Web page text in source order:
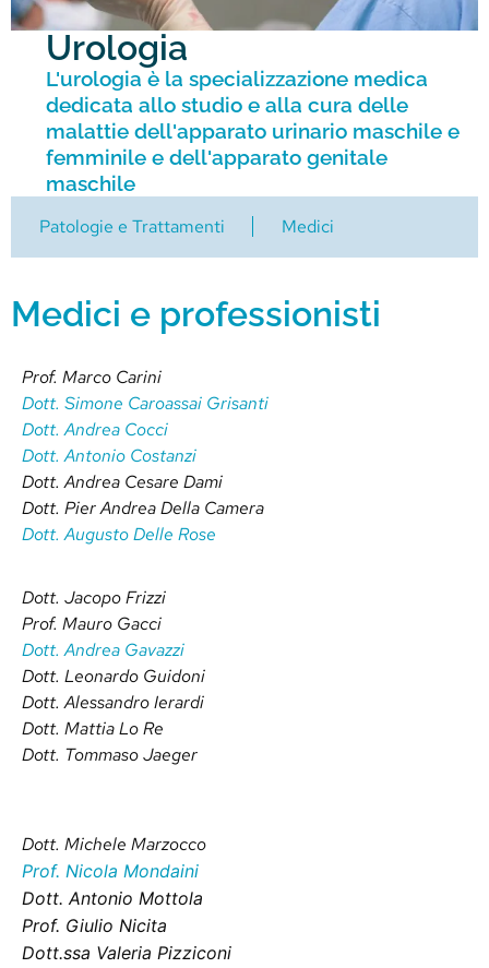
L'urologia è la specializzazione medica
dedicata allo studio e alla cura delle
malattie dell'apparato urinario maschile e
femminile e dell'apparato genitale
maschile
Urologia
Patologie e Trattamenti Medici
Medici e professionisti
Prof. Marco Carini
Dott. Simone Caroassai Grisanti
Dott. Andrea Cocci
Dott. Antonio Costanzi
Dott. Andrea Cesare Dami
Dott. Pier Andrea Della Camera
Dott. Augusto Delle Rose
Dott. Jacopo Frizzi
Prof. Mauro Gacci
Dott. Andrea Gavazzi
Dott. Leonardo Guidoni
Dott. Alessandro Ierardi
Dott. Mattia Lo Re
Dott. Tommaso Jaeger
Dott. Michele Marzocco
Prof. Nicola Mondaini
Dott. Antonio Mottola
Prof. Giulio Nicita
Dott.ssa Valeria Pizziconi